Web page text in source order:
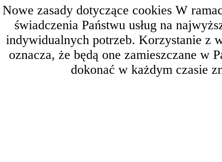
Nowe zasady dotyczące cookies W
świadczenia Państwu usług na
indywidualnych potrzeb. Korzystanie z
oznacza, że będą one zamieszczane w
dokonać w każdym czasie